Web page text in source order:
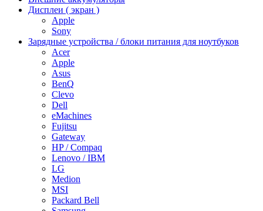
Дисплеи ( экран )
Apple
Sony
Зарядные устройства / блоки питания для ноутбуков
Acer
Apple
Asus
BenQ
Clevo
Dell
eMachines
Fujitsu
Gateway
HP / Compaq
Lenovo / IBM
LG
Medion
MSI
Packard Bell